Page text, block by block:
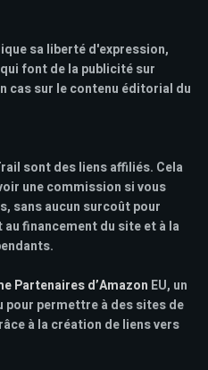
sa liberté d'expression,
font de la publicité sur
cas sur le contenu éditorial du
sont des liens affiliés. Cela
une commission si vous
sans aucun surcoût pour
financement du site et à la
Partenaires d’Amazon EU, un
pour permettre à des sites de
à la création de liens vers